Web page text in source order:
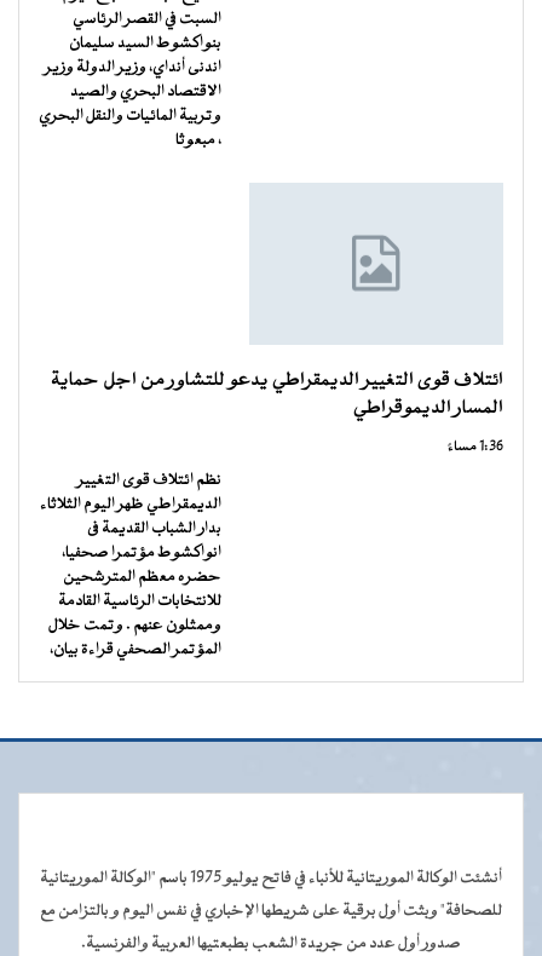
السبت في القصر الرئاسي
بنواكشوط السيد سليمان
اندنى أنداي، وزير الدولة وزير
الاقتصاد البحري والصيد
وتربية المائيات والنقل البحري
، مبعوثا
ائتلاف قوى التغيير الديمقراطي يدعو للتشاور من اجل حماية
المسار الديموقراطي
1:36 مساءً
نظم ائتلاف قوى التغيير
الديمقراطي ظهر اليوم الثلاثاء
بدار الشباب القديمة فى
انواكشوط مؤتمرا صحفيا،
حضره معظم المترشحين
للانتخابات الرئاسية القادمة
وممثلون عنهم . وتمت خلال
المؤتمر الصحفي قراءة بيان،
أنشئت الوكالة الموريتانية للأنباء في فاتح يوليو 1975 باسم "الوكالة الموريتانية
للصحافة" وبثت أول برقية على شريطها الإخباري في نفس اليوم و بالتزامن مع
صدور أول عدد من جريدة الشعب بطبعتيها العربية والفرنسية.